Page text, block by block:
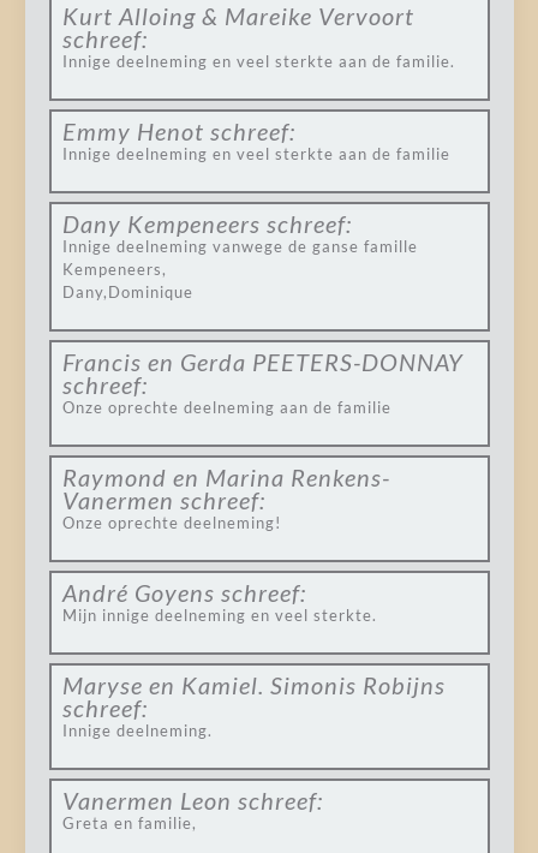
Kurt Alloing & Mareike Vervoort
schreef:
Innige deelneming en veel sterkte aan de familie.
Emmy Henot schreef:
Innige deelneming en veel sterkte aan de familie
Dany Kempeneers schreef:
Innige deelneming vanwege de ganse famille
Kempeneers,
Dany,Dominique
Francis en Gerda PEETERS-DONNAY
schreef:
Onze oprechte deelneming aan de familie
Raymond en Marina Renkens-
Vanermen schreef:
Onze oprechte deelneming!
André Goyens schreef:
Mijn innige deelneming en veel sterkte.
Maryse en Kamiel. Simonis Robijns
schreef:
Innige deelneming.
Vanermen Leon schreef:
Greta en familie,